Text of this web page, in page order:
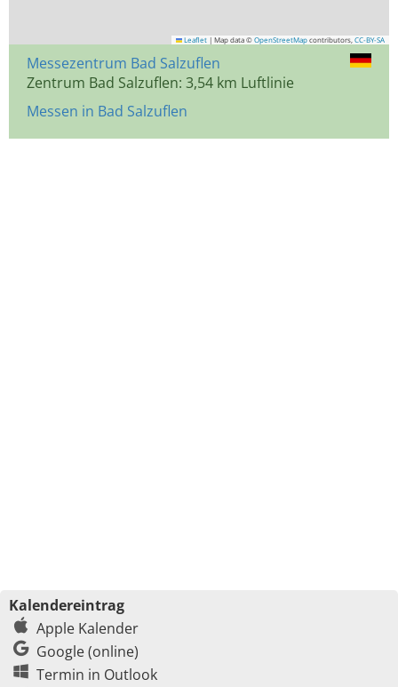
Leaflet | Map data © OpenStreetMap contributors, CC-BY-SA
Messezentrum Bad Salzuflen
Zentrum Bad Salzuflen: 3,54 km Luftlinie
Messen in Bad Salzuflen
Kalendereintrag
Apple Kalender
Google (online)
Termin in Outlook